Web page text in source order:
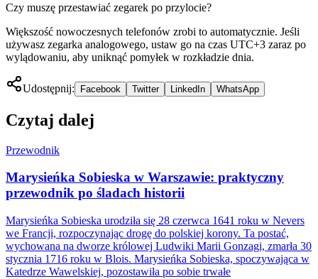
Czy muszę przestawiać zegarek po przylocie?
Większość nowoczesnych telefonów zrobi to automatycznie. Jeśli
używasz zegarka analogowego, ustaw go na czas UTC+3 zaraz po
wylądowaniu, aby uniknąć pomyłek w rozkładzie dnia.
Udostępnij: Facebook Twitter LinkedIn WhatsApp
Czytaj dalej
Przewodnik
Marysieńka Sobieska w Warszawie: praktyczny
przewodnik po śladach historii
Marysieńka Sobieska urodziła się 28 czerwca 1641 roku w Nevers
we Francji, rozpoczynając drogę do polskiej korony. Ta postać,
wychowana na dworze królowej Ludwiki Marii Gonzagi, zmarła 30
stycznia 1716 roku w Blois. Marysieńka Sobieska, spoczywająca w
Katedrze Wawelskiej, pozostawiła po sobie trwałe